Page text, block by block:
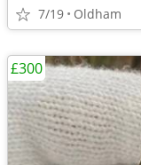
7/19 Oldham
£300